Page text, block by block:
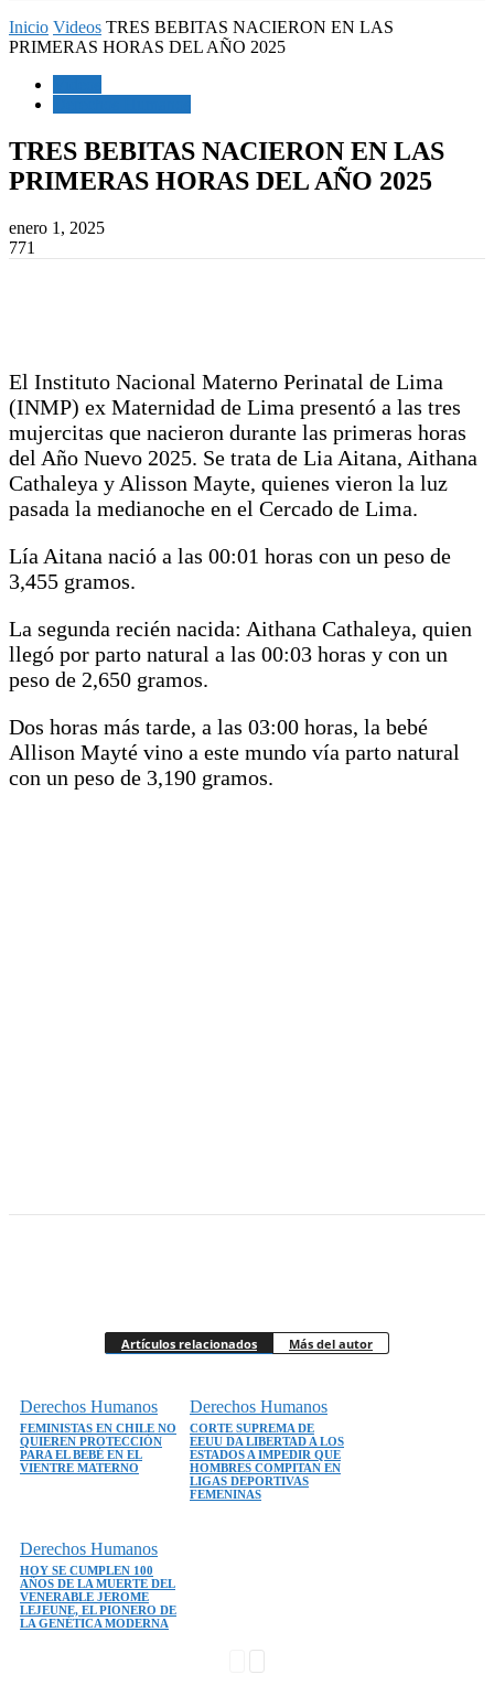
Inicio Videos TRES BEBITAS NACIERON EN LAS
PRIMERAS HORAS DEL AÑO 2025
TRES BEBITAS NACIERON EN LAS
PRIMERAS HORAS DEL AÑO 2025
enero 1, 2025
771
El Instituto Nacional Materno Perinatal de Lima
(INMP) ex Maternidad de Lima presentó a las tres
mujercitas que nacieron durante las primeras horas
del Año Nuevo 2025. Se trata de Lia Aitana, Aithana
Cathaleya y Alisson Mayte, quienes vieron la luz
pasada la medianoche en el Cercado de Lima.
Lía Aitana nació a las 00:01 horas con un peso de
3,455 gramos.
La segunda recién nacida: Aithana Cathaleya, quien
llegó por parto natural a las 00:03 horas y con un
peso de 2,650 gramos.
Dos horas más tarde, a las 03:00 horas, la bebé
Allison Mayté vino a este mundo vía parto natural
con un peso de 3,190 gramos.
Artículos relacionados Más del autor
Derechos Humanos
FEMINISTAS EN CHILE NO
QUIEREN PROTECCIÓN
PARA EL BEBÉ EN EL
VIENTRE MATERNO
Derechos Humanos
CORTE SUPREMA DE
EEUU DA LIBERTAD A LOS
ESTADOS A IMPEDIR QUE
HOMBRES COMPITAN EN
LIGAS DEPORTIVAS
FEMENINAS
Derechos Humanos
HOY SE CUMPLEN 100
AÑOS DE LA MUERTE DEL
VENERABLE JEROME
LEJEUNE, EL PIONERO DE
LA GENÉTICA MODERNA